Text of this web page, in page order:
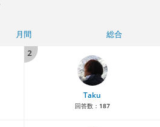
月間
総合
2
Taku
回答数： 187